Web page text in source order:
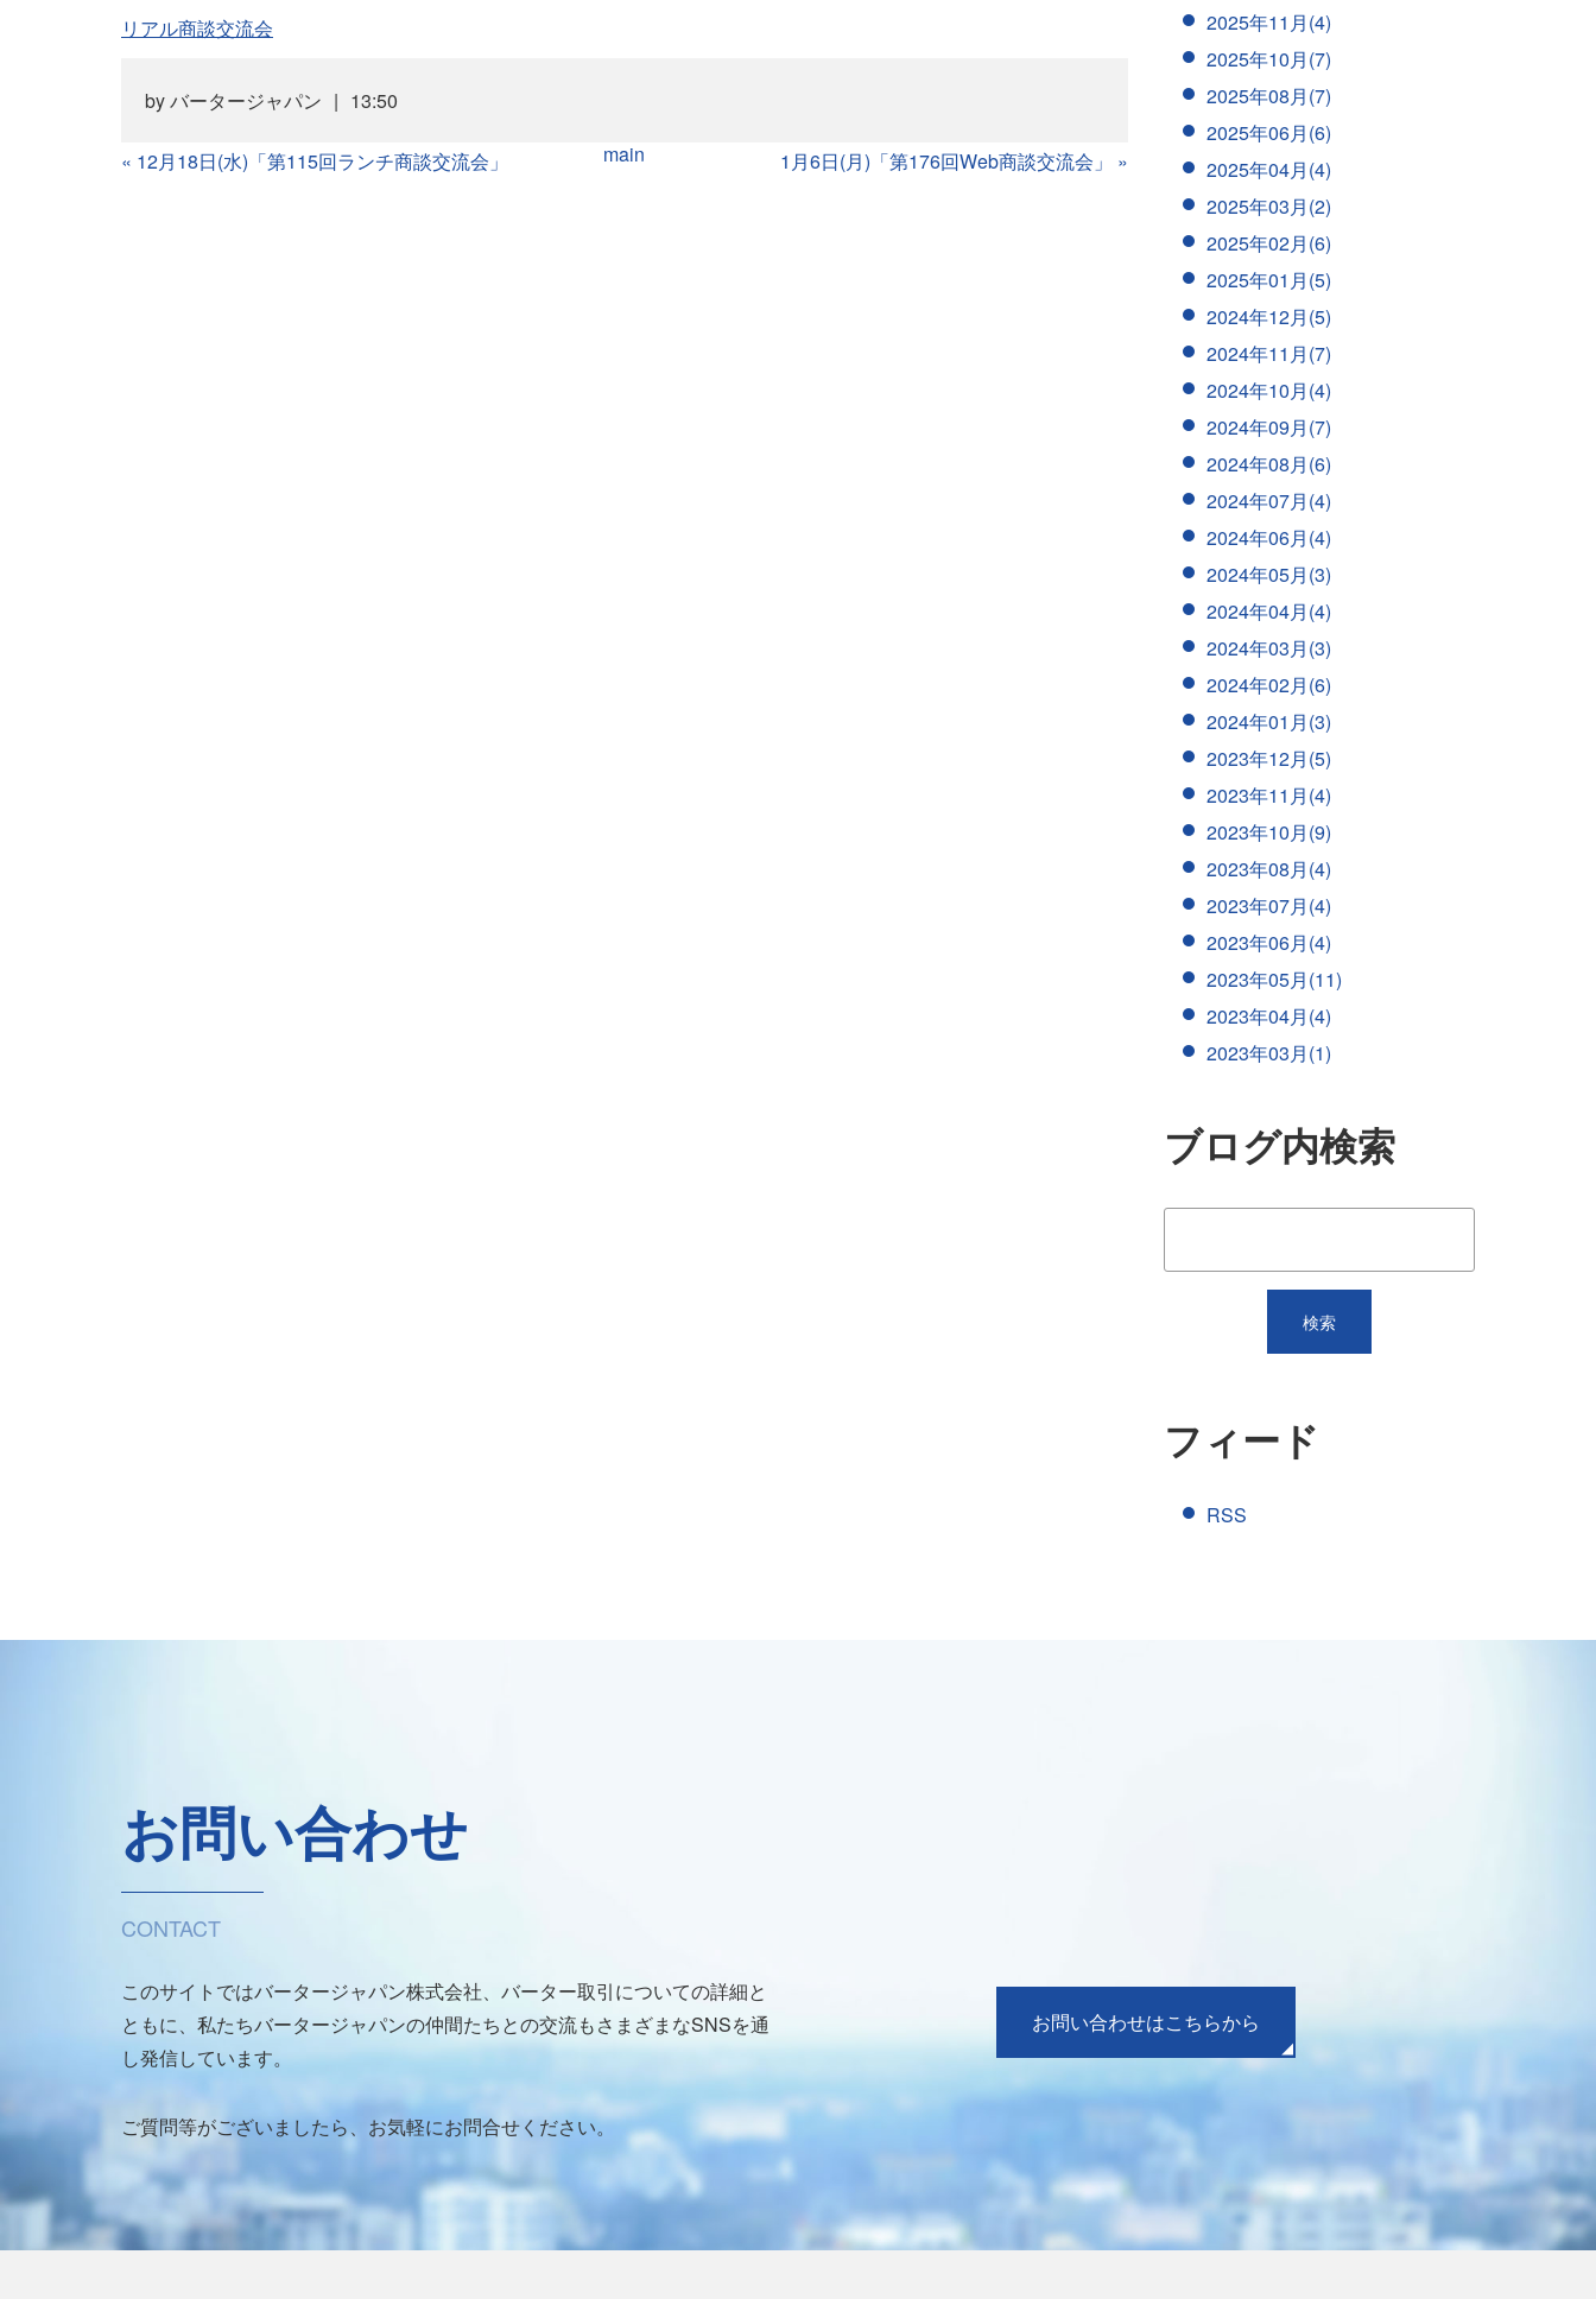
リアル商談交流会
byバータージャパン 13:50
« 12月18日(水)「第115回ランチ商談交流会」 main 1月6日(月)「第176回Web商談交流会」 »
2025年11月(4)
2025年10月(7)
2025年08月(7)
2025年06月(6)
2025年04月(4)
2025年03月(2)
2025年02月(6)
2025年01月(5)
2024年12月(5)
2024年11月(7)
2024年10月(4)
2024年09月(7)
2024年08月(6)
2024年07月(4)
2024年06月(4)
2024年05月(3)
2024年04月(4)
2024年03月(3)
2024年02月(6)
2024年01月(3)
2023年12月(5)
2023年11月(4)
2023年10月(9)
2023年08月(4)
2023年07月(4)
2023年06月(4)
2023年05月(11)
2023年04月(4)
2023年03月(1)
ブログ内検索
フィード
RSS
お問い合わせ
CONTACT
このサイトではバータージャパン株式会社、バーター取引についての詳細と
ともに、私たちバータージャパンの仲間たちとの交流もさまざまなSNSを通
し発信しています。
ご質問等がございましたら、お気軽にお問合せください。
お問い合わせはこちらから